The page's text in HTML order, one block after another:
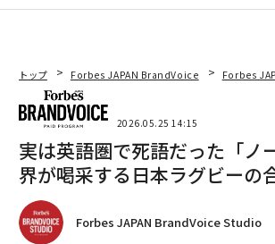
トップ Forbes JAPAN BrandVoice Forbes
2026.05.25 14:15
実は英語圏で死語だった「ノ
界が喝采する日本ラグビーの
Forbes JAPAN BrandVoice Studio